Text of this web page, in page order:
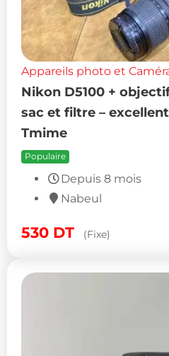
Appareils photo et
Nikon D5100 +
sac et filtre –
Tmime
Populaire
Depuis 8 mois
Nabeul
530 DT (Fixe)